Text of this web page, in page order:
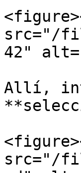
src="/
42"
Allí,
src="/